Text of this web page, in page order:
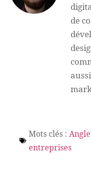
de
Mots clés :
entreprises